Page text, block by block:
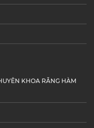
KHOA RĂNG HÀM